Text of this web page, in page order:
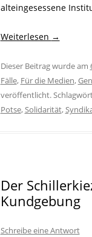
alteingesessene
Weiterlesen →
Dieser Beitrag wurde am
Fälle, Für die Medien,
veröffentlicht.
Potse,Solidarität,
Der
Kundgebung
Schreibe eine Antwort